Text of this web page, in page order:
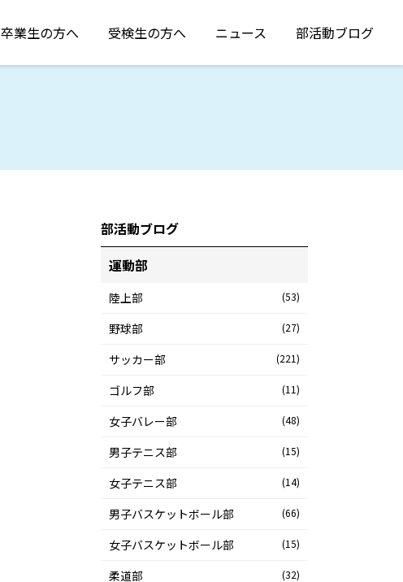
卒業生の方へ 受検生の方へ ニュース 部活動ブログ
部活動ブログ
運動部
陸上部 (53)
野球部 (27)
サッカー部 (221)
ゴルフ部 (11)
女子バレー部 (48)
男子テニス部 (15)
女子テニス部 (14)
男子バスケットボール部 (66)
女子バスケットボール部 (15)
柔道部 (32)